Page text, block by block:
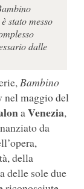
stato messo
dalle
Bambino
nel maggio del
aVenezia,
da
della
delle sole due